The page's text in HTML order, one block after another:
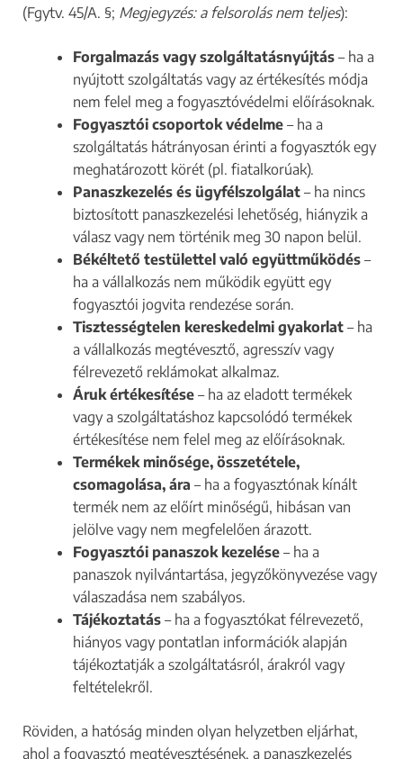
(Fgytv. 45/A. §; Megjegyzés: a felsorolás nem teljes):
Forgalmazás vagy szolgáltatásnyújtás – ha a
nyújtott szolgáltatás vagy az értékesítés módja
nem felel meg a fogyasztóvédelmi előírásoknak.
Fogyasztói csoportok védelme – ha a
szolgáltatás hátrányosan érinti a fogyasztók egy
meghatározott körét (pl. fiatalkorúak).
Panaszkezelés és ügyfélszolgálat – ha nincs
biztosított panaszkezelési lehetőség, hiányzik a
válasz vagy nem történik meg 30 napon belül.
Békéltető testülettel való együttműködés –
ha a vállalkozás nem működik együtt egy
fogyasztói jogvita rendezése során.
Tisztességtelen kereskedelmi gyakorlat – ha
a vállalkozás megtévesztő, agresszív vagy
félrevezető reklámokat alkalmaz.
Áruk értékesítése – ha az eladott termékek
vagy a szolgáltatáshoz kapcsolódó termékek
értékesítése nem felel meg az előírásoknak.
Termékek minősége, összetétele,
csomagolása, ára – ha a fogyasztónak kínált
termék nem az előírt minőségű, hibásan van
jelölve vagy nem megfelelően árazott.
Fogyasztói panaszok kezelése – ha a
panaszok nyilvántartása, jegyzőkönyvezése vagy
válaszadása nem szabályos.
Tájékoztatás – ha a fogyasztókat félrevezető,
hiányos vagy pontatlan információk alapján
tájékoztatják a szolgáltatásról, árakról vagy
feltételekről.
Röviden, a hatóság minden olyan helyzetben eljárhat,
ahol a fogyasztó megtévesztésének, a panaszkezelés